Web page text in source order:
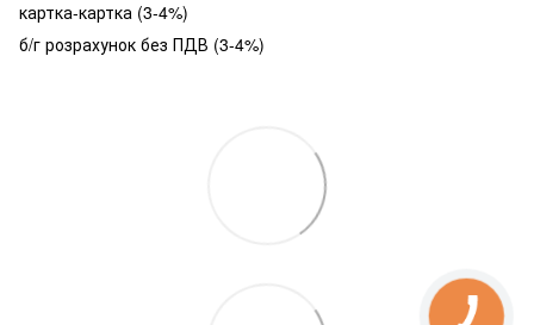
картка-картка (3-4%)
б/г розрахунок без ПДВ (3-4%)